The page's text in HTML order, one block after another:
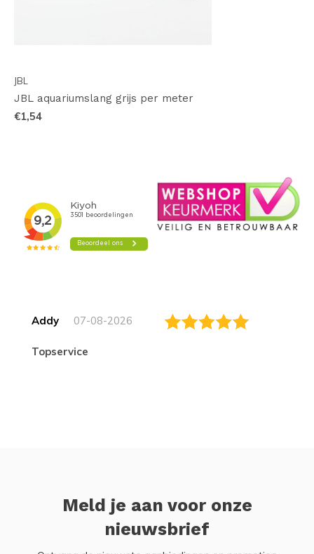
JBL
JBL aquariumslang grijs per meter
€1,54
Addy 07-08-2026
topservice
Meld je aan voor onze
nieuwsbrief